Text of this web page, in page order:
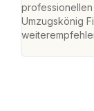
professionellen
Umzugskönig